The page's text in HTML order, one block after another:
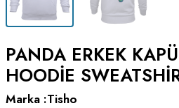
PANDA ERKEK
HOODIE
Marka :Tisho